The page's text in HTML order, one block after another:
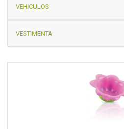
VEHICULOS
VESTIMENTA